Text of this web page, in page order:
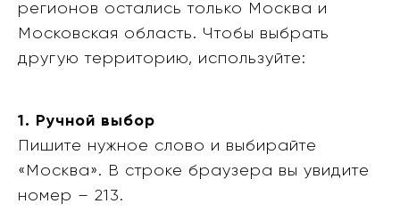
регионов остались только Москва и
Московская область. Чтобы выбрать
другую территорию, используйте:
1. Ручной выбор
Пишите нужное слово и выбирайте
«Москва». В строке браузера вы увидите
номер – 213.